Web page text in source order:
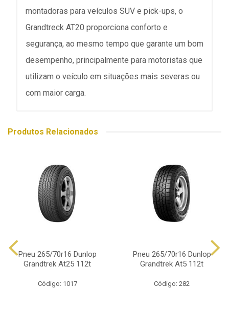
montadoras para veículos SUV e pick-ups, o
Grandtreck AT20 proporciona conforto e
segurança, ao mesmo tempo que garante um bom
desempenho, principalmente para motoristas que
utilizam o veículo em situações mais severas ou
com maior carga.
Produtos Relacionados
Pneu 265/70r16 Dunlop
Grandtrek At25 112t
Código: 1017
Pneu 265/70r16 Dunlop
Grandtrek At5 112t
Código: 282